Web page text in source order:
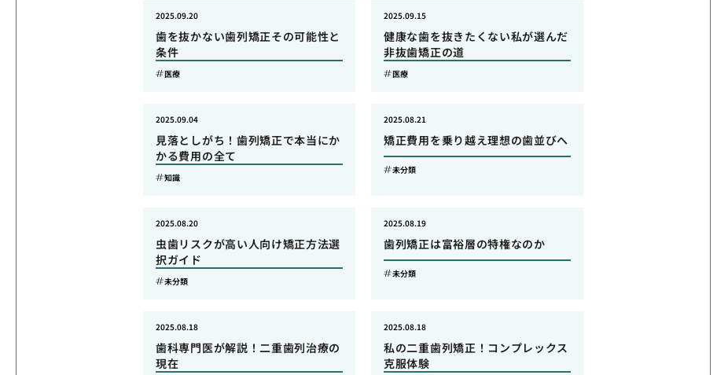
歯を抜かない歯列矯正その可能性と
条件
2025.09.20
医療
健康な歯を抜きたくない私が選んだ
非抜歯矯正の道
2025.09.15
医療
見落としがち！歯列矯正で本当にか
かる費用の全て
2025.09.04
知識
矯正費用を乗り越え理想の歯並びへ
2025.08.21
未分類
虫歯リスクが高い人向け矯正方法選
択ガイド
2025.08.20
未分類
歯列矯正は富裕層の特権なのか
2025.08.19
未分類
歯科専門医が解説！二重歯列治療の
現在
2025.08.18
私の二重歯列矯正！コンプレックス
克服体験
2025.08.18